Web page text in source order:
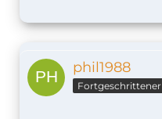
phil1988
Fortgeschrittener